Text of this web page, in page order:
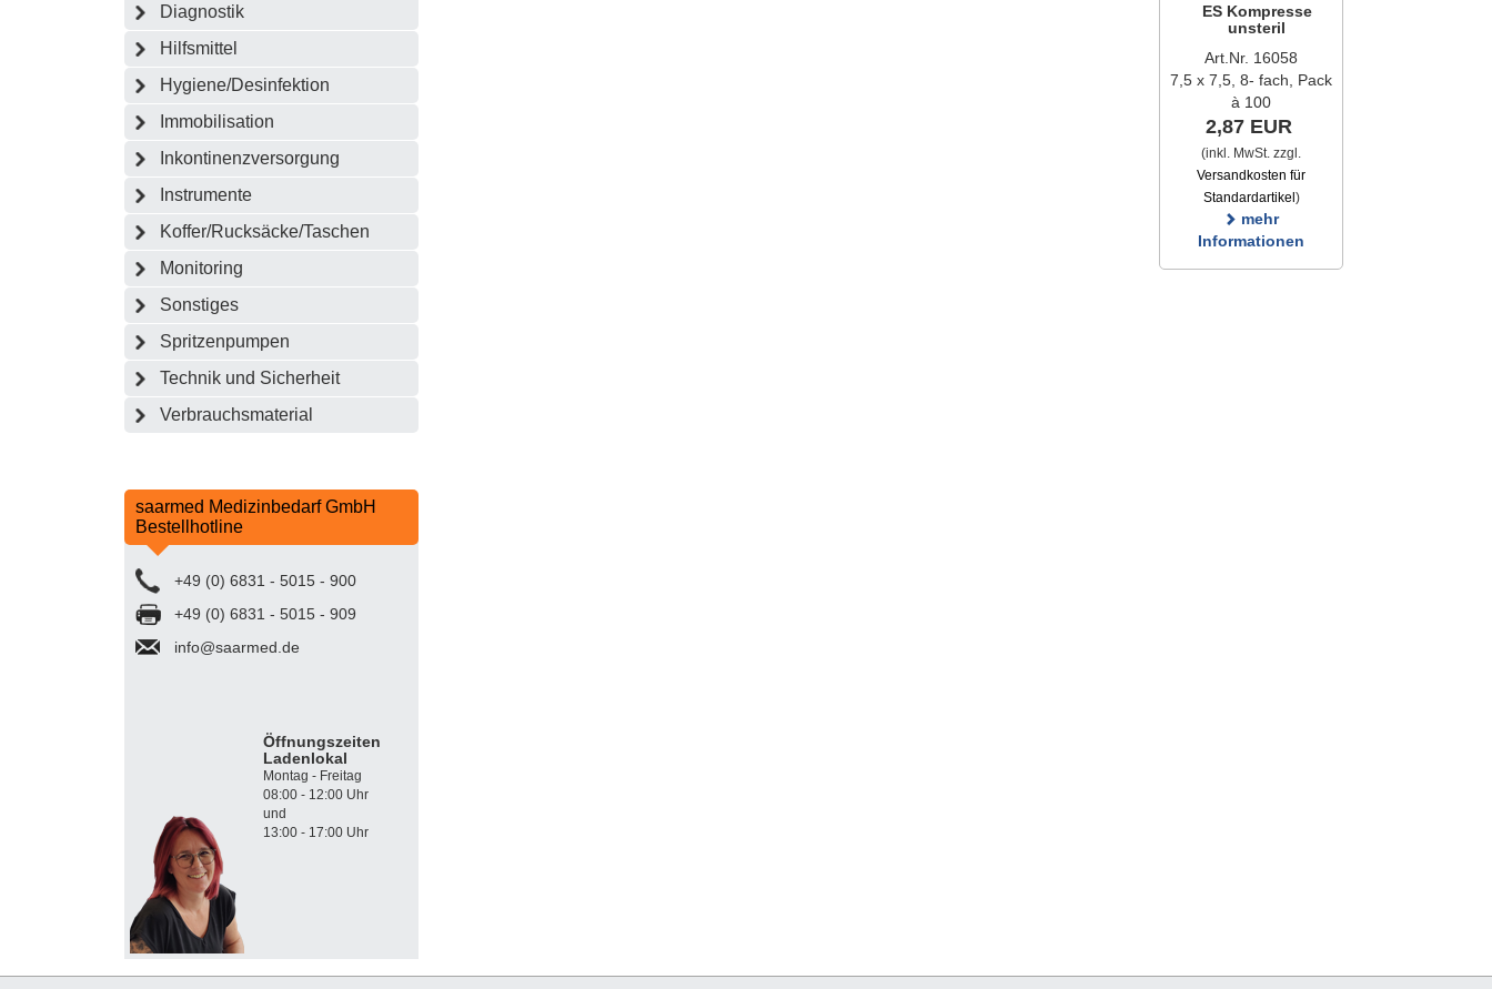
Diagnostik
Hilfsmittel
Hygiene/Desinfektion
Immobilisation
Inkontinenzversorgung
Instrumente
Koffer/Rucksäcke/Taschen
Monitoring
Sonstiges
Spritzenpumpen
Technik und Sicherheit
Verbrauchsmaterial
saarmed Medizinbedarf GmbH
Bestellhotline
+49 (0) 6831 - 5015 - 900
+49 (0) 6831 - 5015 - 909
info@saarmed.de
Öffnungszeiten
Ladenlokal
Montag - Freitag
08:00 - 12:00 Uhr
und
13:00 - 17:00 Uhr
ES Kompresse
unsteril
Art.Nr. 16058
7,5 x 7,5, 8- fach, Pack
à 100
2,87 EUR
(inkl. MwSt. zzgl.
Versandkosten für
Standardartikel )
mehr
Informationen